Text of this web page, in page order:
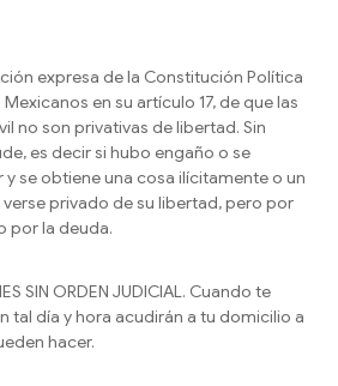
expresa de la Constitución Política
en su artículo 17, de que las
no son privativas de libertad. Sin
es decir si hubo engaño o se
se obtiene una cosa ilícitamente o un
privado de su libertad, pero por
por la deuda.
SIN ORDEN JUDICIAL. Cuando te
tal día y hora acudirán a tu domicilio a
hacer.